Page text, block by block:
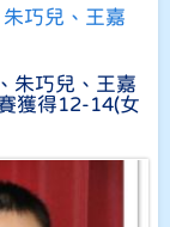
巧兒、王嘉
朱巧兒、王嘉
獲得12-14(女